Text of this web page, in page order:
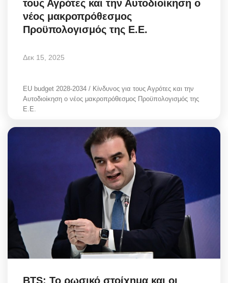
τους Αγρότες και την Αυτοδιοίκηση ο
νέος μακροπρόθεσμος
Προϋπολογισμός της Ε.Ε.
Δεκ 15, 2025
EU budget 2028-2034 / Κίνδυνος για τους Αγρότες και την
Αυτοδιοίκηση ο νέος μακροπρόθεσμος Προϋπολογισμός της
Ε.Ε.
BTS: Το ρωσικό στοίχημα και οι